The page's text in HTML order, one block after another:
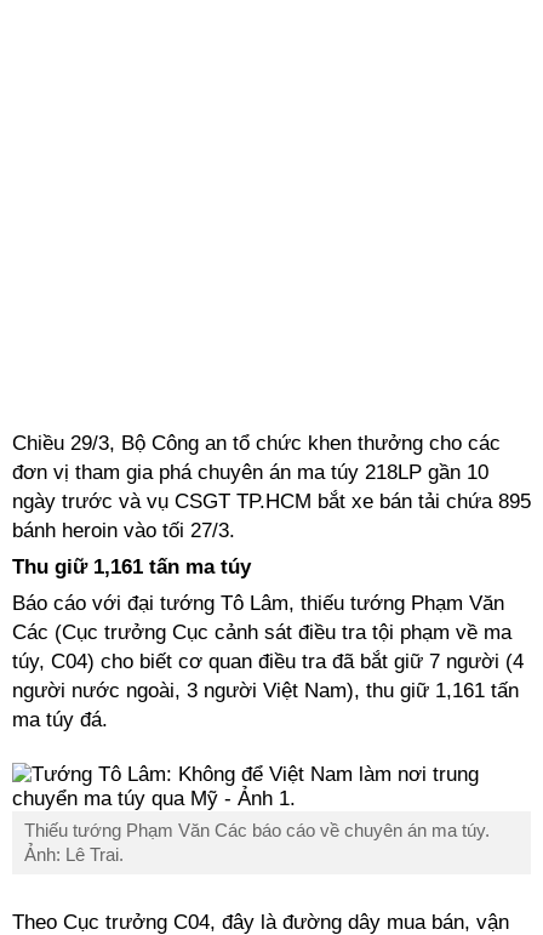
Chiều 29/3, Bộ Công an tổ chức khen thưởng cho các
đơn vị tham gia phá chuyên án ma túy 218LP gần 10
ngày trước và vụ CSGT TP.HCM bắt xe bán tải chứa 895
bánh heroin vào tối 27/3.
Thu giữ 1,161 tấn ma túy
Báo cáo với đại tướng Tô Lâm, thiếu tướng Phạm Văn
Các (Cục trưởng Cục cảnh sát điều tra tội phạm về ma
túy, C04) cho biết cơ quan điều tra đã bắt giữ 7 người (4
người nước ngoài, 3 người Việt Nam), thu giữ 1,161 tấn
ma túy đá.
Thiếu tướng Phạm Văn Các báo cáo về chuyên án ma túy.
Ảnh: Lê Trai.
Theo Cục trưởng C04, đây là đường dây mua bán, vận